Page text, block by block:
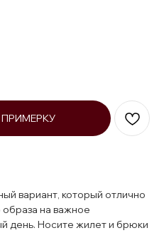
вариант, который отлично
на важное
день. Носите жилет и брюки